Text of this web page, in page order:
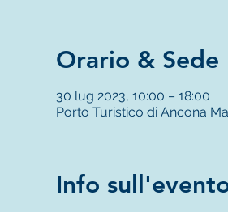
Orario & Sede
30 lug 2023, 10:00 – 18:00
Porto Turistico di Ancona
Info